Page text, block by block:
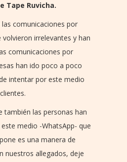
Tape Ruvicha.
comunicaciones por
irrelevantes y han
comunicaciones por
han ido poco a poco
intentar por este medio
también las personas han
medio -WhatsApp- que
es una manera de
nuestros allegados, deje